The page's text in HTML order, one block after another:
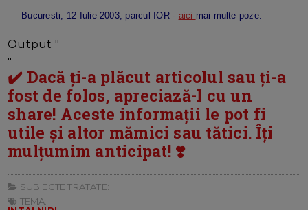
Bucuresti, 12 Iulie 2003, parcul IOR - aici mai multe poze.
Output "
"
✔️ Dacă ți-a plăcut articolul sau ți-a
fost de folos, apreciază-l cu un
share! Aceste informații le pot fi
utile și altor mămici sau tătici. Îți
mulțumim anticipat! ❣️
SUBIECTE TRATATE:
TEMA: